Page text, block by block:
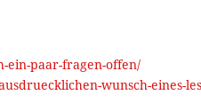
ein-paar-fragen-offen/
wunsch-eines-